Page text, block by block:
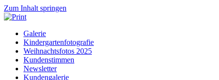
Zum Inhalt springen
Galerie
Kindergartenfotografie
Weihnachtsfotos 2025
Kundenstimmen
Newsletter
Kundengalerie